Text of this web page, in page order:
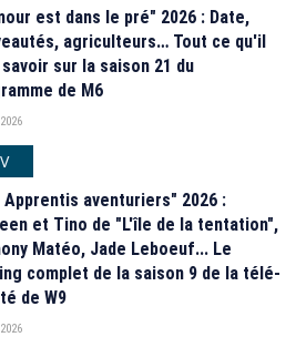
est dans le pré" 2026 : Date,
agriculteurs… Tout ce qu'il
sur la saison 21 du
de M6
Apprentis aventuriers" 2026 :
et Tino de "L'île de la tentation",
Matéo, Jade Leboeuf... Le
complet de la saison 9 de la télé-
de W9